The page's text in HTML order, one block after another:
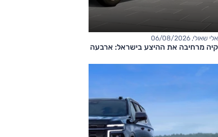
אלי שאולי, 06/08/2026
קיה מרחיבה את ההיצע בישראל: ארבעה דגמים חדשים בדרך